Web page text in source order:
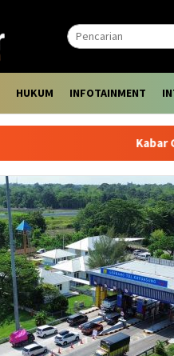
HUKUM INFOTAINMENT
Kabar